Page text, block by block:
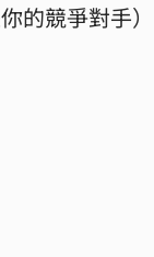
的競爭對手）